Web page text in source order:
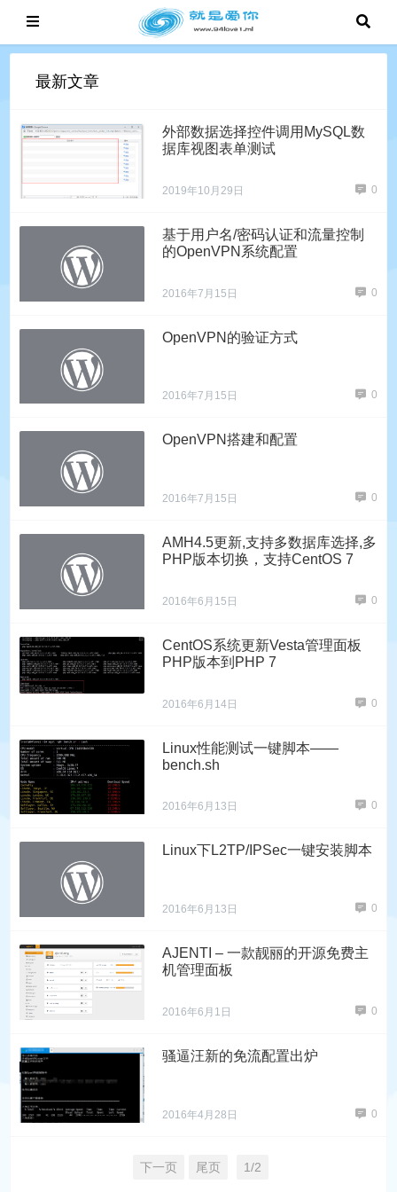
最新文章
外部数据选择控件调用MySQL数
据库视图表单测试
2019年10月29日 0
基于用户名/密码认证和流量控制
的OpenVPN系统配置
2016年7月15日 0
OpenVPN的验证方式
2016年7月15日 0
OpenVPN搭建和配置
2016年7月15日 0
AMH4.5更新,支持多数据库选择,多
PHP版本切换，支持CentOS 7
2016年6月15日 0
CentOS系统更新Vesta管理面板
PHP版本到PHP 7
2016年6月14日 0
Linux性能测试一键脚本——
bench.sh
2016年6月13日 0
Linux下L2TP/IPSec一键安装脚本
2016年6月13日 0
AJENTI – 一款靓丽的开源免费主
机管理面板
2016年6月1日 0
骚逼汪新的免流配置出炉
2016年4月28日 0
下一页 尾页 1/2